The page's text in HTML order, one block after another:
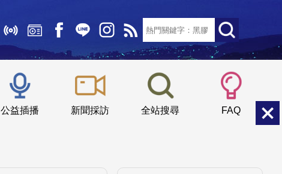
公益插播 新聞採訪 全站搜尋 FAQ
小 中